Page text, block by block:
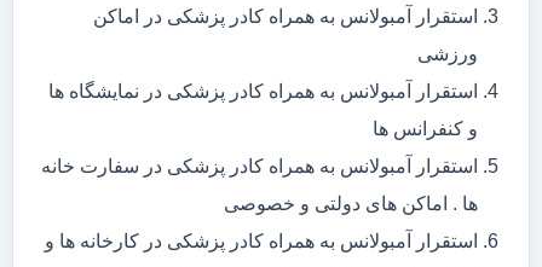
استقرار آمبولانس به همراه کادر پزشکی در اماکن
ورزشی
استقرار آمبولانس به همراه کادر پزشکی در نمایشگاه ها
و کنفرانس ها
استقرار آمبولانس به همراه کادر پزشکی در سفارت خانه
ها . اماکن های دولتی و خصوصی
استقرار آمبولانس به همراه کادر پزشکی در کارخانه ها و